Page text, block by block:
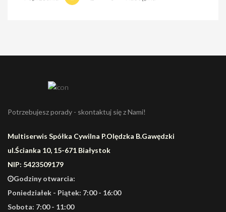
Potrzebujesz porady - skontaktuj się z Nami!
Multiserwis Spółka Cywilna P.Olędzka B.Gawędzki
ul.Ścianka 10, 15-671 Białystok
NIP: 5423509179
Godziny otwarcia:
Poniedziałek - Piątek: 7:00 - 16:00
Sobota: 7:00 - 11:00